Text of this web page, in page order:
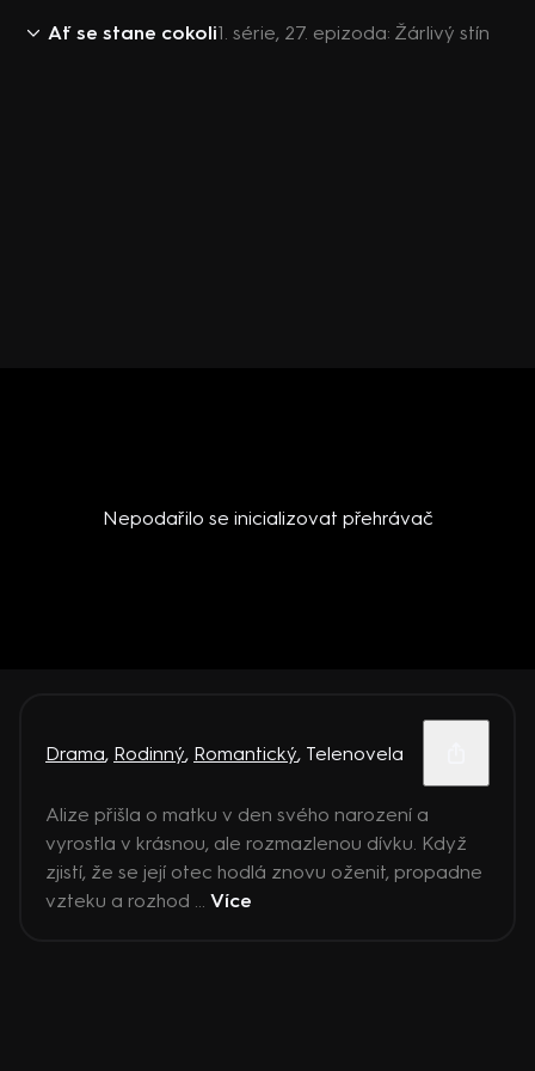
Ať se stane cokoli1. série, 27. epizoda: Žárlivý stín
Nepodařilo se inicializovat přehrávač
Drama, Rodinný, Romantický, Telenovela
Alize přišla o matku v den svého narození a
vyrostla v krásnou, ale rozmazlenou dívku. Když
zjistí, že se její otec hodlá znovu oženit, propadne
vzteku a rozhod ... Více